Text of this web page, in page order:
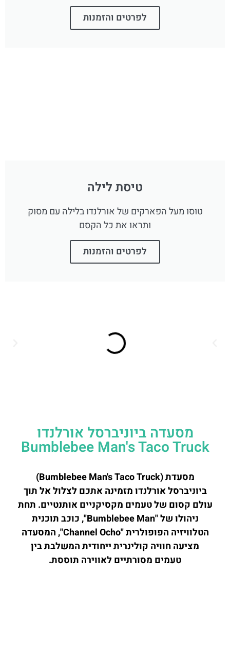
לפרטים והזמנות
טיסת לילה
טוסו מעל הפארקים של אורלנדו בלילה עם מסוק
ותראו את כל הקסם
לפרטים והזמנות
מסעדה ביוניברסל אורלנדו
Bumblebee Man's Taco Truck
מסעדת (Bumblebee Man's Taco Truck)
ביוניברסל אורלנדו מזמינה אתכם לצלול אל תוך
עולם קסום של טעמים מקסיקניים אותנטיים. תחת
ניהולו של "Bumblebee Man", כוכב תוכנית
הטלוויזיה הפופולרית "Channel Ocho", המסעדה
מציעה חוויה קולינרית ייחודית המשלבת בין
טעמים מסורתיים לאווירה תוססת.